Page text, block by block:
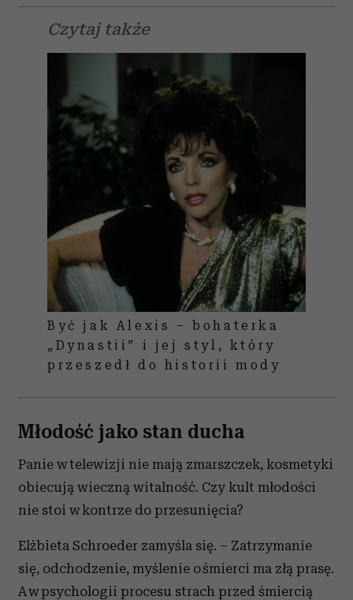
Czytaj także
Być jak Alexis – bohaterka
„Dynastii” i jej styl, który
przeszedł do historii mody
Młodość jako stan ducha
Panie w telewizji nie mają zmarszczek, kosmetyki
obiecują wieczną witalność. Czy kult młodości
nie stoi w kontrze do przesunięcia?
Elżbieta Schroeder zamyśla się. – Zatrzymanie
się, odchodzenie, myślenie o śmierci ma złą prasę.
A w psychologii procesu strach przed śmiercią